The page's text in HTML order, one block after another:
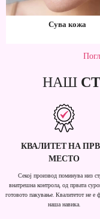
Сува кожа
НАШ
КВАЛИТЕТ НА
МЕСТО
Секој производ поминува низ
внатрешна контрола, од првата
готовото пакување. Квалитетот не е
наша навика.